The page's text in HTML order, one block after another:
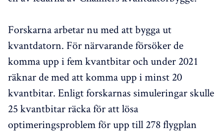
Forskarna arbetar nu med att bygga ut
kvantdatorn. För närvarande försöker de
komma upp i fem kvantbitar och under 2021
räknar de med att komma upp i minst 20
kvantbitar. Enligt forskarnas simuleringar skulle
25 kvantbitar räcka för att lösa
optimeringsproblem för upp till 278 flygplan